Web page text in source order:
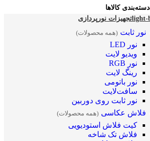
دسته‌بندی کالاها
تجهیزات نورپردازی
نور ثابت (همه محصولات)
نور LED
ویدیو لایت
نور RGB
رینگ لایت
نور باتومی
سافت‌لایت
نور ثابت روی دوربین
فلاش عکاسی (همه محصولات)
کیت فلاش استودیویی
فلاش تک شاخه